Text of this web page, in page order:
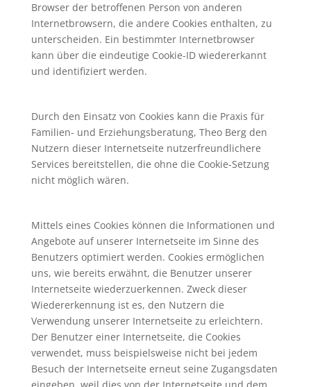
Browser der betroffenen Person von anderen
Internetbrowsern, die andere Cookies enthalten, zu
unterscheiden. Ein bestimmter Internetbrowser
kann über die eindeutige Cookie-ID wiedererkannt
und identifiziert werden.
Durch den Einsatz von Cookies kann die Praxis für
Familien- und Erziehungsberatung, Theo Berg den
Nutzern dieser Internetseite nutzerfreundlichere
Services bereitstellen, die ohne die Cookie-Setzung
nicht möglich wären.
Mittels eines Cookies können die Informationen und
Angebote auf unserer Internetseite im Sinne des
Benutzers optimiert werden. Cookies ermöglichen
uns, wie bereits erwähnt, die Benutzer unserer
Internetseite wiederzuerkennen. Zweck dieser
Wiedererkennung ist es, den Nutzern die
Verwendung unserer Internetseite zu erleichtern.
Der Benutzer einer Internetseite, die Cookies
verwendet, muss beispielsweise nicht bei jedem
Besuch der Internetseite erneut seine Zugangsdaten